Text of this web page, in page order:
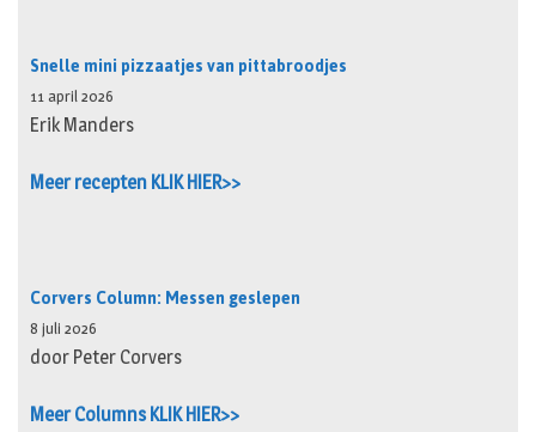
Snelle mini pizzaatjes van pittabroodjes
11 april 2026
Erik Manders
Meer recepten KLIK HIER>>
Corvers Column: Messen geslepen
8 juli 2026
door Peter Corvers
Meer Columns KLIK HIER>>